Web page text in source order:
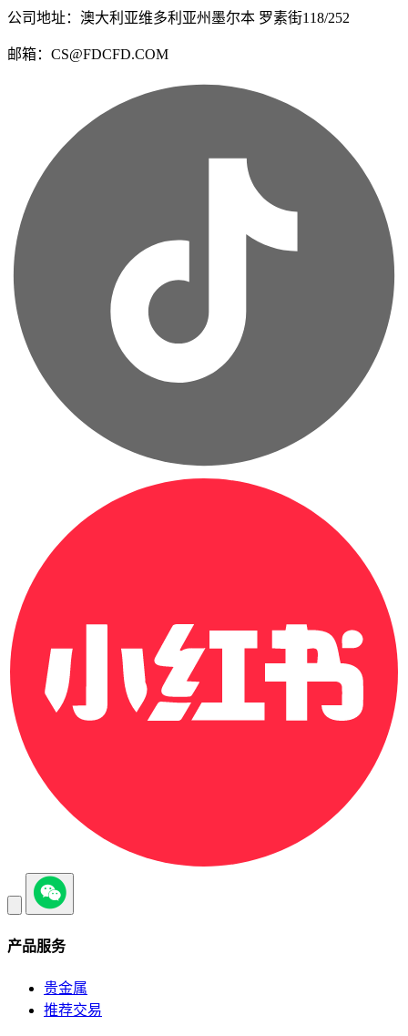
公司地址：澳大利亚维多利亚州墨尔本 罗素街118/252
邮箱：CS@FDCFD.COM
产品服务
贵金属
推荐交易